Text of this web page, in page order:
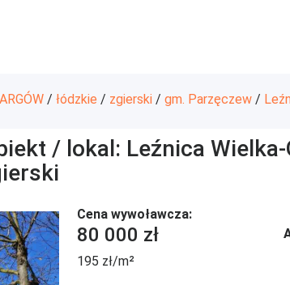
/ łódzkie / zgierski / gm. Parzęczew /
/ lokal: Leźnica
Cena wywoławcza:
80 000 zł
195 zł/m²